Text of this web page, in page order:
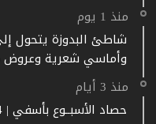
منذ 1 يوم
شاطئ البدوزة يتحول
وأماسي شعرية وعروض
منذ 3 أيام
حصاد الأسبــوع بأسفي | 4 غشت 2026